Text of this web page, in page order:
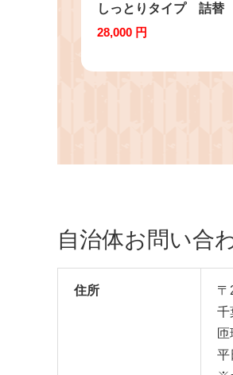
しっとりタイプ 詰替
用（380ml）8個 / 敏感
千葉県 匝瑳市 送料無料
28,000 円
自治体お問い合
住所
〒
千
平